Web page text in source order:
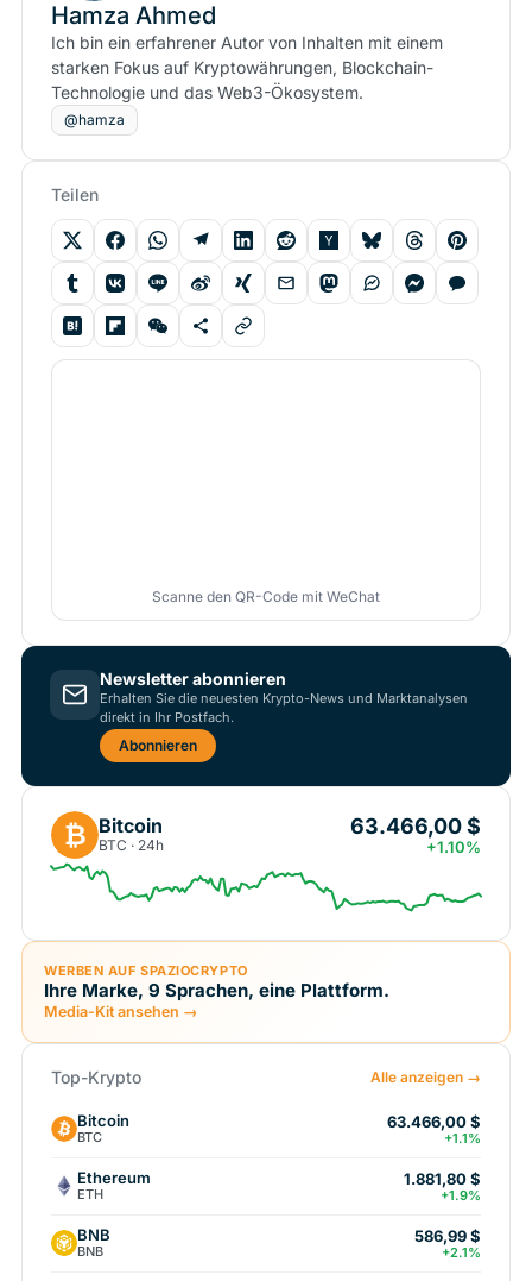
Hamza Ahmed
Ich bin ein erfahrener Autor von Inhalten mit einem
starken Fokus auf Kryptowährungen, Blockchain-
Technologie und das Web3-Ökosystem.
@hamza
Teilen
Scanne den QR-Code mit WeChat
Newsletter abonnieren
Erhalten Sie die neuesten Krypto-News und Marktanalysen
direkt in Ihr Postfach.
Abonnieren
₿ Bitcoin
BTC · 24h
63.466,00 $
+1.10%
WERBEN AUF SPAZIOCRYPTO
Ihre Marke, 9 Sprachen, eine Plattform.
Media-Kit ansehen →
Top-Krypto Alle anzeigen →
Bitcoin
BTC
63.466,00 $
+1.1%
Ethereum
ETH
1.881,80 $
+1.9%
BNB
BNB
586,99 $
+2.1%